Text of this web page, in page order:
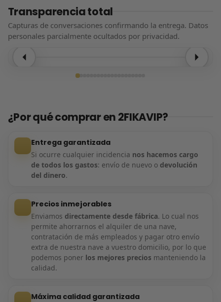
Transparencia total
Capturas de conversaciones confirmando la entrega. Datos
personales parcialmente ocultados por privacidad.
¿Por qué comprar en 2FIKAVIP?
Entrega garantizada
Si ocurre cualquier incidencia nos hacemos cargo
de todos los gastos: envío de nuevo o devolución
del dinero.
Precios inmejorables
Enviamos directamente desde fábrica. Lo cual nos
permite ahorrarnos el alquiler de una nave,
contratación de más empleados y pagar otro envío
extra de nuestra nave a vuestro domicilio, por lo que
podemos poner los mejores precios manteniendo la
calidad.
Máxima calidad garantizada